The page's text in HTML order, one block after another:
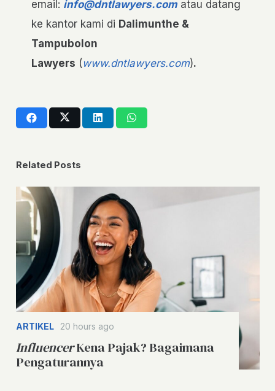
email: info@dntlawyers.com atau datang
ke kantor kami di Dalimunthe &
Tampubolon
Lawyers ( www.dntlawyers.com).
Related Posts
ARTIKEL 20 hours ago
InfluencerKena Pajak? Bagaimana
Pengaturannya